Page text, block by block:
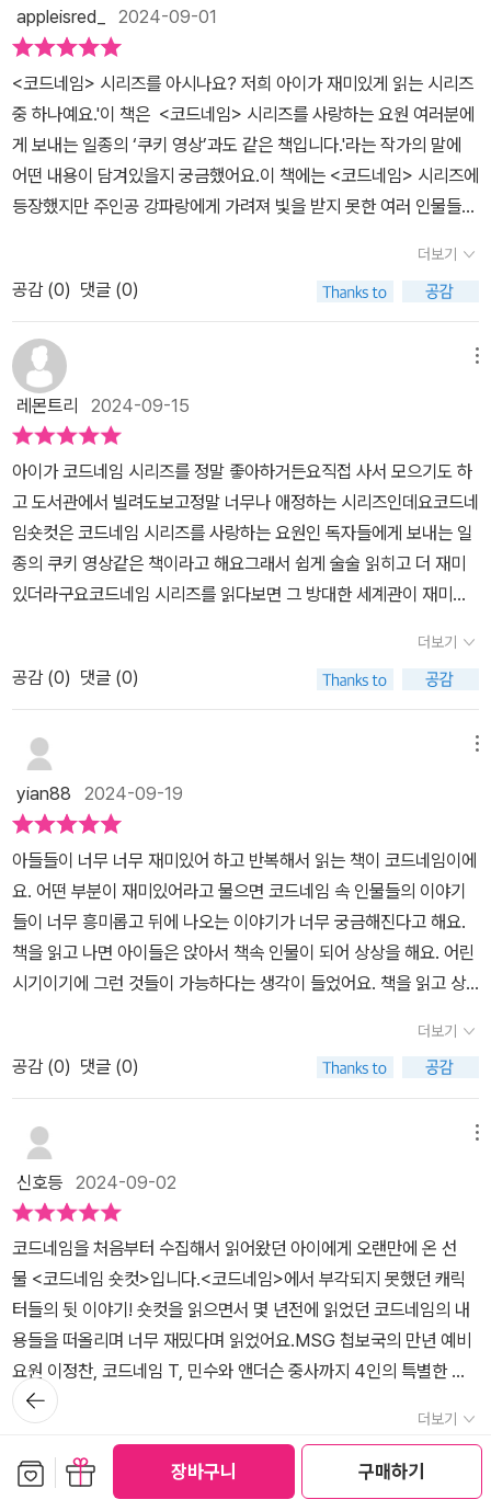
장바구니 구매하기
느끼는 아이들이라면 꼭 읽어보길 바란다. <코드네임 숏컷>은 <코드
네임> 시리즈를 사랑하는 요원 여러분에게 보내는, 일종의 ‘쿠키 영
상‘과도 같은 책입니다. -강경수- 출판사로부터 도서를 제공받아 작
성한 리뷰입니다.
컷극장의네 컷 만화도 정말 재미있어요.작가의 말에서 도서는 '코드
네임 쿠키 영상'이라는 표현답게 아이들에게 웃음과새로운 이야기를
들려주어 [코드네임]을다시 읽어 보고 싶게 만듭니다.[코드네임] 이
야기가 재미있었지만작가가 아쉽게 많이 보여주지 못한 캐릭터들을
[코드네임 숏컷]으로 만날 수 있다니[코드네임] 펜이라면 결코 놓칠
수 없겠어요.'끝'이 결코 끝이 아닐 것 같은 이야기뒷이야기가 절로 궁
금해지는 [코드네임 숏컷]을 만나보세요. *출판사로부터 도서를 제
공받아 직접 읽고 주관적으로 작성한 글입니다.#코드네임숏컷 #코드
네임 #시공주니어 #강경수 #코드네임쿠키영상 #코드네임이야기#
appleisred_ 2024-09-01
<코드네임> 시리즈를 아시나요? 저희 아이가 재미있게 읽는 시리즈
중 하나예요.'이 책은 <코드네임> 시리즈를 사랑하는 요원 여러분에
게 보내는 일종의 ‘쿠키 영상’과도 같은 책입니다.'라는 작가의 말에
어떤 내용이 담겨있을지 궁금했어요.이 책에는 <코드네임> 시리즈에
등장했지만 주인공 강파랑에게 가려져 빛을 받지 못한 여러 인물들이
들의 매력을 어린이 독자들에게 다시 한번 보여주고 싶은 마음이 이
책 곳곳에서 묻어났어요.MSG 첩보국의 만년 예비 요원 이정찬, 정
의로운 코드네임 T, 뚱뚱보 민수, 앤더슨 중사 등의 재미있는 이야기
와 여러 볼거리가 가득해요. 또 한번의 신나는 독서를 만끽해보세요!!
* 출판사로부터 책을 지원받아 주관적으로 작성한 서평입니다.
더보기
공감 (0) 댓글 (0)
레몬트리 2024-09-15
아이가 코드네임 시리즈를 정말 좋아하거든요직접 사서 모으기도 하
고 도서관에서 빌려도보고정말 너무나 애정하는 시리즈인데요코드네
임숏컷은 코드네임 시리즈를 사랑하는 요원인 독자들에게 보내는 일
종의 쿠키 영상같은 책이라고 해요그래서 쉽게 술술 읽히고 더 재미
있더라구요코드네임 시리즈를 읽다보면 그 방대한 세계관이 재미있
는 코드네임 본편에서 볼 수 없는 이야기들이 채워져 있어서아이가
더 신나하며 단숨에 읽었어요코드네임 X 강파랑을 찾아 알래스카로
떠나는 MSG첩보국 만년 예비요원 이정찬의 이야기도 있구요코드네
임 T의 이야기, 코스모 연구원 마리나가 개발한약물이 생강 쿠키에
깨비전사M의 탄생 비화, 앤더슨중사의 이야기등이 이 책에 담겨져
있어요코드네임 시리즈를 읽은 친구들이라면확실히 좋아할 요소가
가득입니다 ㅎㅎㅎ아이가 한자리에서 단숨에 몰입해서 읽은 책이었
구요코드네임시리즈를 좋아하는 아이들이라면쿠키책, 혹은 외전 같
은 이 책을 꼭 읽어야할 것 같아요너무 좋아하더라구요추천합니다!<
책을 제공받아 작성된 글입니다>
더보기
공감 (0) 댓글 (0)
yian88 2024-09-19
아들들이 너무 너무 재미있어 하고 반복해서 읽는 책이 코드네임이에
요. 어떤 부분이 재미있어라고 물으면 코드네임 속 인물들의 이야기
들이 너무 흥미롭고 뒤에 나오는 이야기가 너무 궁금해진다고 해요.
책을 읽고 나면 아이들은 앉아서 책속 인물이 되어 상상을 해요. 어린
시기이기에 그런 것들이 가능하다는 생각이 들었어요. 책을 읽고 상
네임이였어요.코드네임 숏컷은 다른 인물들의 이야기를 만날 수 있었
어요. 또 다른 인물들의 이야기를 읽으면서 아이는 주인공의 시점에
서 읽고 생각했는데 다른 인물들의 이야기도 너무 흥미로웠다고 말을
해요. 책을모두 읽고 난 후 '또 다른 이야기가 나올까?'라고 말을 하며
씨익 웃는 아이였는데요. 아이들의 눈높이에서 흥미로운 첩보물을 읽
으며 이야기에 푹 빠질 수 있었던 코드네임 숏컷이였어요.
더보기
공감 (0) 댓글 (0)
신호등 2024-09-02
코드네임을 처음부터 수집해서 읽어왔던 아이에게 오랜만에 온 선
물 <코드네임 숏컷>입니다.<코드네임>에서 부각되지 못했던 캐릭
터들의 뒷 이야기! 숏컷을 읽으면서 몇 년전에 읽었던 코드네임의 내
용들을 떠올리며 너무 재밌다며 읽었어요.MSG 첩보국의 만년 예비
요원 이정찬, 코드네임 T, 민수와 앤더슨 중사까지 4인의 특별한 에
피소드가 책에 담겨있어요.​거대한 코드네임의 세계 속의 다채로운 이
야기들.코드네임의 매니아들이라면 꼭 읽어보시길..그리고 숏컷을 읽
고 빠져든 분이라면 코드네임의 전권을 다 섭렵해보시길 추천합니다.​​​​​​
[출판사로부터 도서 협찬을 받았고 본인의 주관적인 견해에 의하여
더보기
0 )댓글 (0)
뒤로가
기